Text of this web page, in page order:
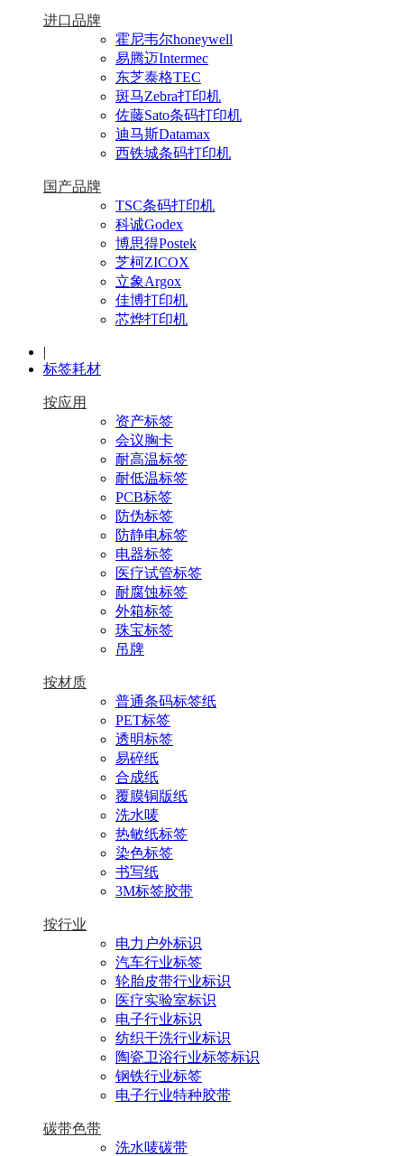
进口品牌
霍尼韦尔honeywell
易腾迈Intermec
东芝泰格TEC
斑马Zebra打印机
佐藤Sato条码打印机
迪马斯Datamax
西铁城条码打印机
国产品牌
TSC条码打印机
科诚Godex
博思得Postek
芝柯ZICOX
立象Argox
佳博打印机
芯烨打印机
|
标签耗材
按应用
资产标签
会议胸卡
耐高温标签
耐低温标签
PCB标签
防伪标签
防静电标签
电器标签
医疗试管标签
耐腐蚀标签
外箱标签
珠宝标签
吊牌
按材质
普通条码标签纸
PET标签
透明标签
易碎纸
合成纸
覆膜铜版纸
洗水唛
热敏纸标签
染色标签
书写纸
3M标签胶带
按行业
电力户外标识
汽车行业标签
轮胎皮带行业标识
医疗实验室标识
电子行业标识
纺织干洗行业标识
陶瓷卫浴行业标签标识
钢铁行业标签
电子行业特种胶带
碳带色带
洗水唛碳带